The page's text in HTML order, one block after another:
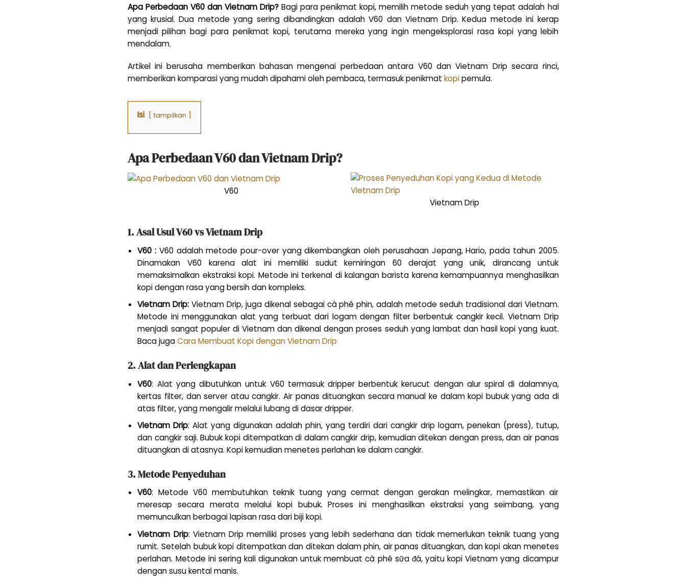
Apa Perbedaan V60 dan Vietnam Drip?Bagi para penikmat kopi, memilih metode seduh yang tepat adalah hal
yang krusial. Dua metode yang sering dibandingkan adalah V60 dan Vietnam Drip. Kedua metode ini kerap
menjadi pilihan bagi para penikmat kopi, terutama mereka yang ingin mengeksplorasi rasa kopi yang lebih
mendalam.
Artikel ini berusaha memberikan bahasan mengenai perbedaan antara V60 dan Vietnam Drip secara rinci,
memberikan komparasi yang mudah dipahami oleh pembaca, termasuk penikmat kopipemula.
Isi tampilkan
Apa Perbedaan V60 dan Vietnam Drip?
V60
Vietnam Drip
1. Asal Usul V60 vs Vietnam Drip
V60 : V60 adalah metode pour-over yang dikembangkan oleh perusahaan Jepang, Hario, pada tahun 2005.
Dinamakan V60 karena alat ini memiliki sudut kemiringan 60 derajat yang unik, dirancang untuk
memaksimalkan ekstraksi kopi. Metode ini terkenal di kalangan barista karena kemampuannya menghasilkan
kopi dengan rasa yang bersih dan kompleks.
Vietnam Drip:Vietnam Drip, juga dikenal sebagai cà phê phin, adalah metode seduh tradisional dari Vietnam.
Metode ini menggunakan alat yang terbuat dari logam dengan filter berbentuk cangkir kecil. Vietnam Drip
menjadi sangat populer di Vietnam dan dikenal dengan proses seduh yang lambat dan hasil kopi yang kuat.
Baca jugaCara Membuat Kopi dengan Vietnam Drip
2. Alat dan Perlengkapan
V60: Alat yang dibutuhkan untuk V60 termasuk dripper berbentuk kerucut dengan alur spiral di dalamnya,
kertas filter, dan server atau cangkir. Air panas dituangkan secara manual ke dalam kopi bubuk yang ada di
atas filter, yang mengalir melalui lubang di dasar dripper.
Vietnam Drip: Alat yang digunakan adalah phin, yang terdiri dari cangkir drip logam, penekan (press), tutup,
dan cangkir saji. Bubuk kopi ditempatkan di dalam cangkir drip, kemudian ditekan dengan press, dan air panas
dituangkan di atasnya. Kopi kemudian menetes perlahan ke dalam cangkir.
3. Metode Penyeduhan
V60: Metode V60 membutuhkan teknik tuang yang cermat dengan gerakan melingkar, memastikan air
meresap secara merata melalui kopi bubuk. Proses ini menghasilkan ekstraksi yang seimbang, yang
memunculkan berbagai lapisan rasa dari biji kopi.
Vietnam Drip: Vietnam Drip memiliki proses yang lebih sederhana dan tidak memerlukan teknik tuang yang
rumit. Setelah bubuk kopi ditempatkan dan ditekan dalam phin, air panas dituangkan, dan kopi akan menetes
perlahan. Metode ini sering kali digunakan untuk membuat cà phê sữa đá, yaitu kopi Vietnam yang dicampur
dengan susu kental manis.